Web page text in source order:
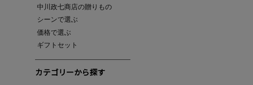
中川政七商店の贈りもの
シーンで選ぶ
価格で選ぶ
ギフトセット
カテゴリーから探す